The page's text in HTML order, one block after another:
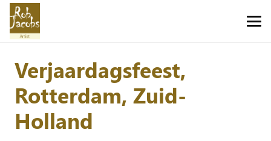
Verjaardagsfeest,
Rotterdam, Zuid-
Holland